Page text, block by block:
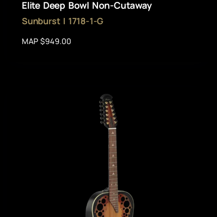
Elite Deep Bowl Non-Cutaway
Sunburst | 1718-1-G
MAP $949.00